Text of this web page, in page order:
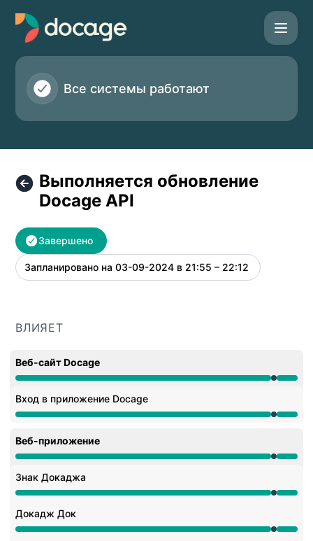
Docage - Выполняется обновление Docage API –
Все системы работают
Выполняется обновление
Docage API
Завершено
Запланировано на 03-09-2024 в 21:55 – 22:12 UTC
ВЛИЯЕТ
Веб-сайт Docage
На обслуживании от 9:55 PM до 10:12 PM
Вход в приложение Docage
На обслуживании от 9:55 PM до 10:12 PM
Веб-приложение
На обслуживании от 9:55 PM до 10:12 PM
Знак Докаджа
На обслуживании от 9:55 PM до 10:12 PM
Докадж Док
На обслуживании от 9:55 PM до 10:12 PM